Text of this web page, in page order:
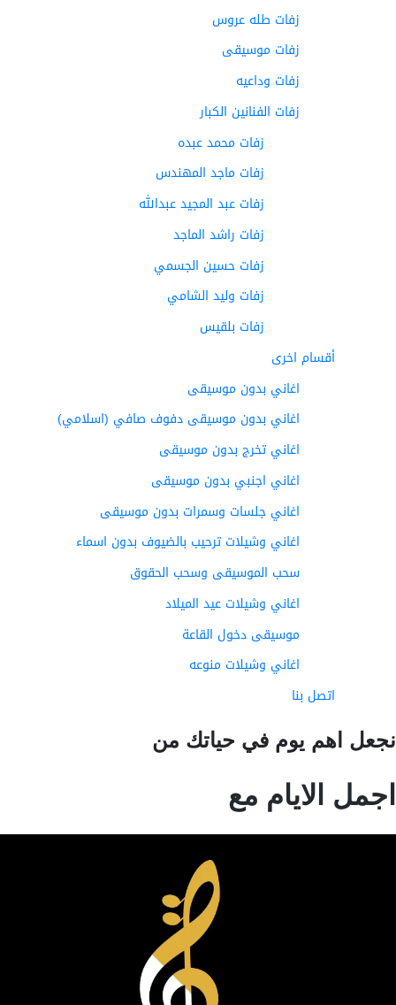
زفات طله عروس
زفات موسيقى
زفات وداعيه
زفات الفنانين الكبار
زفات محمد عبده
زفات ماجد المهندس
زفات عبد المجيد عبدالله
زفات راشد الماجد
زفات حسين الجسمي
زفات وليد الشامي
زفات بلقيس
أقسام اخرى
اغاني بدون موسيقى
اغاني بدون موسيقى دفوف صافي (اسلامي)
اغاني تخرج بدون موسيقى
اغاني اجنبي بدون موسيقى
اغاني جلسات وسمرات بدون موسيقى
اغاني وشيلات ترحيب بالضيوف بدون اسماء
سحب الموسيقى وسحب الحقوق
اغاني وشيلات عيد الميلاد
موسيقى دخول القاعة
اغاني وشيلات منوعه
اتصل بنا
اهم يوم في حياتك من
الايام مع